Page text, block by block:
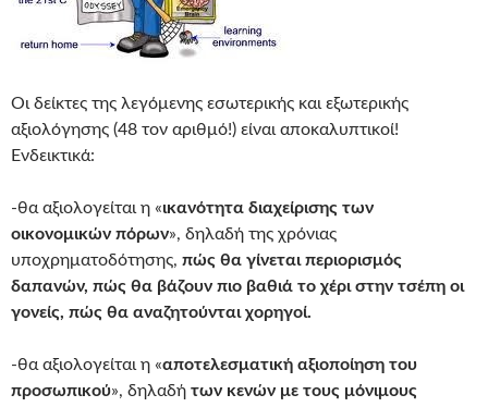
Οι δείκτες της λεγόμενης εσωτερικής και εξωτερικής
αξιολόγησης (48 τον αριθμό!) είναι αποκαλυπτικοί!
Ενδεικτικά:
-θα αξιολογείται η «ικανότητα διαχείρισης των
οικονομικών πόρων», δηλαδή της χρόνιας
υποχρηματοδότησης, πώς θα γίνεται περιορισμός
δαπανών, πώς θα βάζουν πιο βαθιά το χέρι στην τσέπη οι
γονείς, πώς θα αναζητούνται χορηγοί.
-θα αξιολογείται η «αποτελεσματική αξιοποίηση του
προσωπικού», δηλαδή των κενών με τους μόνιμους